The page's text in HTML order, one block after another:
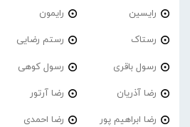
رایسین رایمون
رستاک رستم رضایی
رسول باقری رسول کوهی
رضا آذریان رضا آرتور
رضا ابراهیم پور رضا احمدی